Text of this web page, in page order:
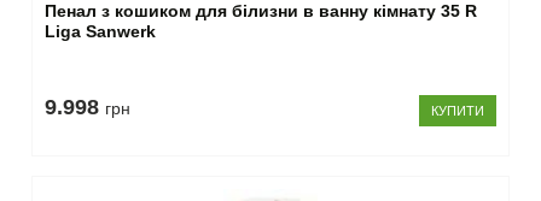
Пенал з кошиком для білизни в ванну кімнату 35 R
Liga Sanwerk
9.998 грн КУПИТИ